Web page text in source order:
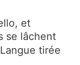
et
se lâchent